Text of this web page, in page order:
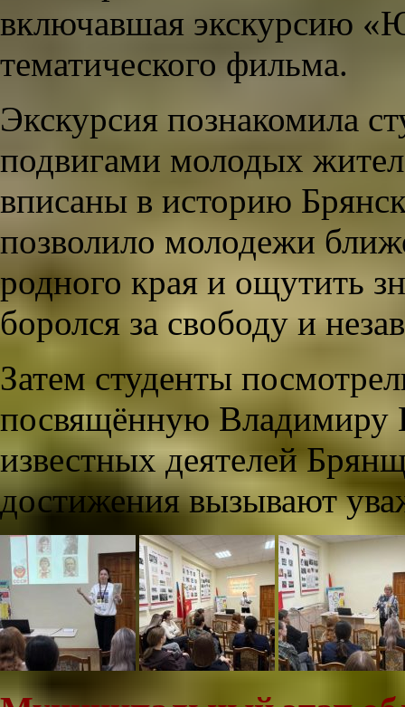
включавшая экскурсию
тематического фильма.
Экскурсия познакомила
подвигами молодых
вписаны в историю
позволило молодежи
родного края и ощутить
боролся за свободу и
Затем студенты
посвящённую Владимиру
известных деятелей
достижения вызывают